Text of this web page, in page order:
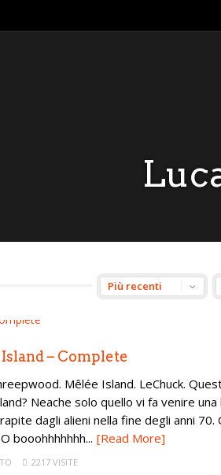
– Complete
Mêlée Island. LeChuck.
Neache solo quello vi fa venire
dagli alieni nella fine degli anni
booohhhhhhh... [Read More]
2217 VISITE